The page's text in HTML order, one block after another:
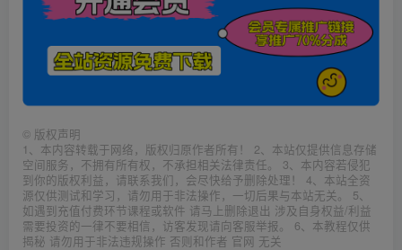
© 版权声明
1、本内容转载于网络，版权归原作者所有！ 2、本站仅提供信息存储
空间服务，不拥有所有权，不承担相关法律责任。 3、本内容若侵犯
到你的版权利益，请联系我们，会尽快给予删除处理！ 4、本站全资
源仅供测试和学习，请勿用于非法操作，一切后果与本站无关。 5、
如遇到充值付费环节课程或软件 请马上删除退出 涉及自身权益/利益
需要投资的一律不要相信，访客发现请向客服举报。 6、本教程仅供
揭秘 请勿用于非法违规操作 否则和作者 官网 无关